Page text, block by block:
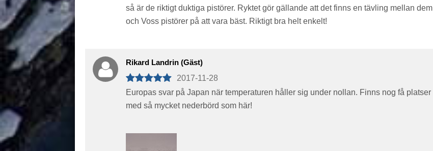
så är de riktigt duktiga pistörer. Ryktet gör gällande att det finns en tävling mellan dem
och Voss pistörer på att vara bäst. Riktigt bra helt enkelt!
Rikard Landrin (Gäst)
2017-11-28
Europas svar på Japan när temperaturen håller sig under nollan. Finns nog få platser
med så mycket nederbörd som här!